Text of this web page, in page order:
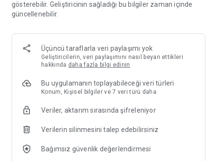
gösterebilir. Geliştiricinin sağladığı bu bilgiler zaman içinde
güncellenebilir.
Üçüncü taraflarla veri paylaşımı yok
Geliştiricilerin, veri paylaşımını nasıl beyan ettikleri
hakkında daha fazla bilgi edinin
Bu uygulamanın toplayabileceği veri türleri
Konum, Kişisel bilgiler ve 7 veri türü daha
Veriler, aktarım sırasında şifreleniyor
Verilerin silinmesini talep edebilirsiniz
Bağımsız güvenlik değerlendirmesi